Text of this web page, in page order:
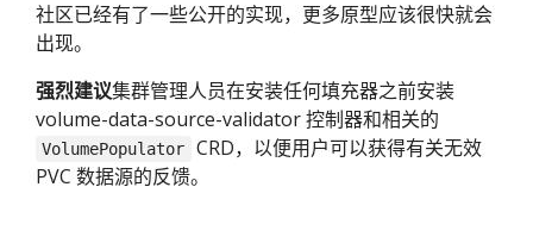
社区已经有了一些公开的实现，更多原型应该很快就会
出现。
强烈建议集群管理人员在安装任何填充器之前安装
volume-data-source-validator 控制器和相关的
VolumePopulator
CRD，以便用户可以获得有关无效
PVC 数据源的反馈。